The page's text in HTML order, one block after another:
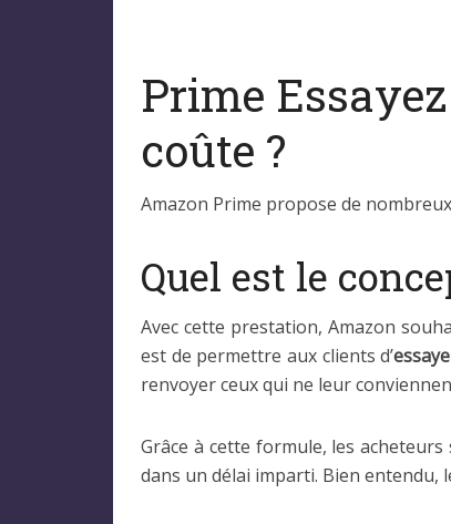
Prime
coûte ?
Amazon Prime propose de
Quel est le
Avec cette prestation, Amazon
est de permettre aux clients d’
renvoyer ceux qui ne leur
Grâce à cette formule, les
dans un délai imparti. Bien